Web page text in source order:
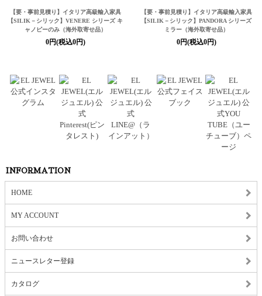
【要・事前見積り】イタリア高級輸入家具
【SILIK－シリック】VENERE シリーズ キ
ャノピーのみ（海外取寄せ品）
0円(税込0円)
【要・事前見積り】イタリア高級輸入家具
【SILIK－シリック】PANDORA シリーズ
ミラー（海外取寄せ品）
0円(税込0円)
INFORMATION
HOME
MY ACCOUNT
お問い合わせ
ニュースレター登録
カタログ